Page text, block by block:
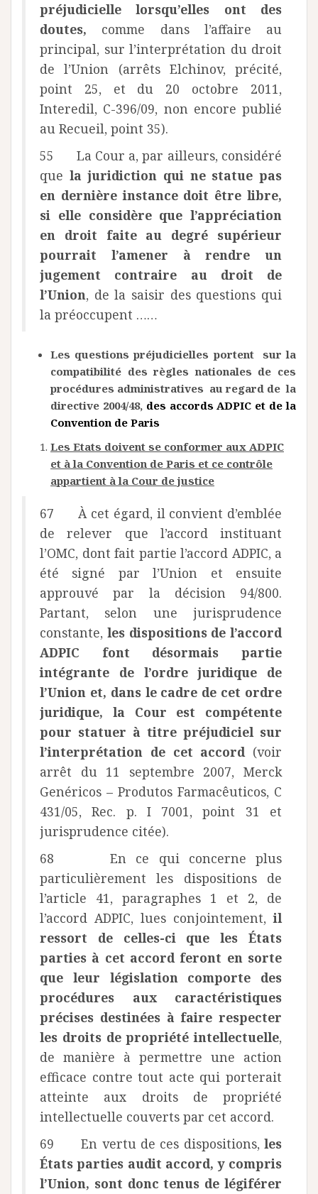
préjudicielle lorsqu’elles ont des
doutes, comme dans l’affaire au
principal, sur l’interprétation du droit
de l’Union (arrêts Elchinov, précité,
point 25, et du 20 octobre 2011,
Interedil, C-396/09, non encore publié
au Recueil, point 35).
55 La Cour a, par ailleurs, considéré
que la juridiction qui ne statue pas
en dernière instance doit être libre,
si elle considère que l’appréciation
en droit faite au degré supérieur
pourrait l’amener à rendre un
jugement contraire au droit de
l’Union, de la saisir des questions qui
la préoccupent ……
Les questions préjudicielles portent sur la
compatibilité des règles nationales de ces
procédures administratives au regard de la
directive 2004/48, des accords ADPIC et de la
Convention de Paris
Les Etats doivent se conformer aux ADPIC
et à la Convention de Paris et ce contrôle
appartient à la Cour de justice
67 À cet égard, il convient d’emblée
de relever que l’accord instituant
l’OMC, dont fait partie l’accord ADPIC, a
été signé par l’Union et ensuite
approuvé par la décision 94/800.
Partant, selon une jurisprudence
constante, les dispositions de l’accord
ADPIC font désormais partie
intégrante de l’ordre juridique de
l’Union et, dans le cadre de cet ordre
juridique, la Cour est compétente
pour statuer à titre préjudiciel sur
l’interprétation de cet accord (voir
arrêt du 11 septembre 2007, Merck
Genéricos – Produtos Farmacêuticos, C
431/05, Rec. p. I 7001, point 31 et
jurisprudence citée).
68 En ce qui concerne plus
particulièrement les dispositions de
l’article 41, paragraphes 1 et 2, de
l’accord ADPIC, lues conjointement,il
ressort de celles-ci que les États
parties à cet accord feront en sorte
que leur législation comporte des
procédures aux caractéristiques
précises destinées à faire respecter
les droits de propriété intellectuelle,
de manière à permettre une action
efficace contre tout acte qui porterait
atteinte aux droits de propriété
intellectuelle couverts par cet accord.
69 En vertu de ces dispositions, les
États parties audit accord, y compris
l’Union, sont donc tenus de légiférer